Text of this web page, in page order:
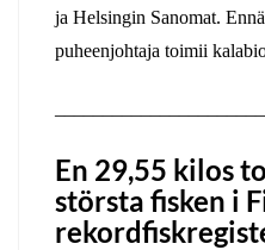
ja Helsingin Sanomat.
puheenjohtaja toimii
En 29,55 kilos
största fisken i